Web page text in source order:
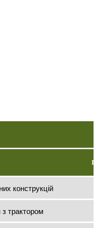
конструкцій
з трактором